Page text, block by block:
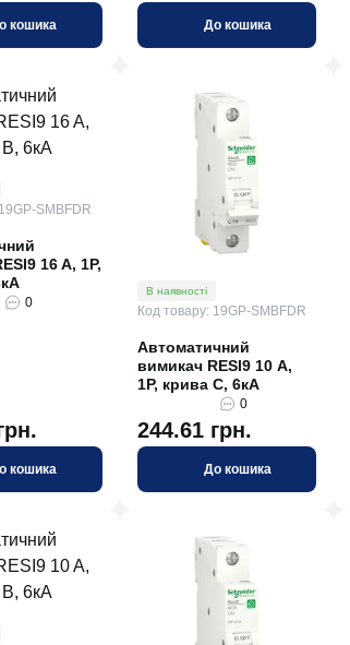
кошика До кошика
SMBFDR
16 A, 1P,
0
кошика
В наявності
Код товару: 19GP-SMBFDR
Автоматичний
вимикач RESI9 10 А,
1P, крива С, 6кА
0
244.61 грн.
До кошика